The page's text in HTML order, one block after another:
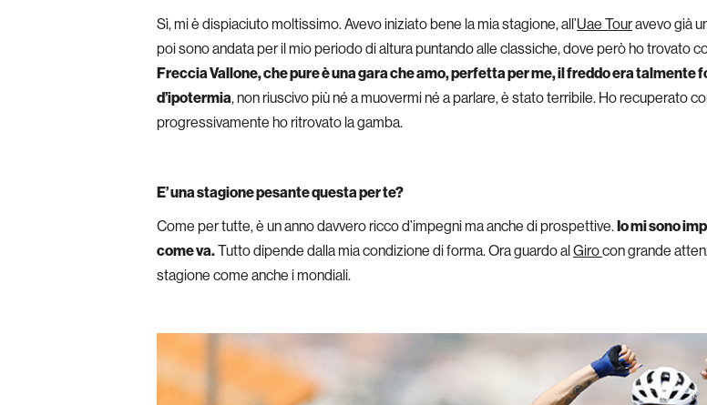
Sì, mi è dispiaciuto moltissimo. Avevo iniziato bene la mia stagione, all’Uae Touravevo già
poi sono andata per il mio periodo di altura puntando alle classiche, dove però ho trovato
Freccia Vallone, che pure è una gara che amo, perfetta per me, il freddo era
d’ipotermia, non riuscivo più né a muovermi né a parlare, è stato terribile. Ho recuperato
progressivamente ho ritrovato la gamba.
E’ una stagione pesante questa per te?
Come per tutte, è un anno davvero ricco d’impegni ma anche di prospettive.Io mi sono
come va.Tutto dipende dalla mia condizione di forma. Ora guardo alGirocon grande
stagione come anche i mondiali.